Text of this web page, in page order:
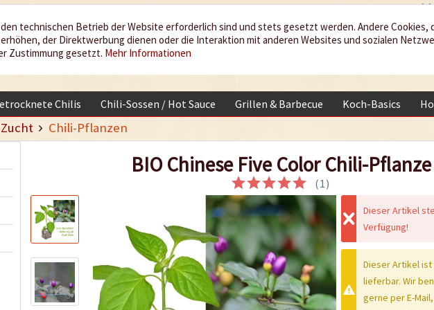
würzen
Ihr Leben
Chilis Chili-Sossen / Hot Sauce Grillen & Barbecue Koch-Basics
Chili-Pflanzen
BIO Chinese Five Color Chili-Pflanze
(1 )
Dieser Artikel
Verfügung!
Dieser Artikel
lieferbar. Wir
gerne per E-
technischen Betrieb der Website erforderlich sind und stets gesetzt werden. Andere Cookies,
der Direktwerbung dienen oder die Interaktion mit anderen Websites und sozialen
Zustimmung gesetzt. Mehr Informationen